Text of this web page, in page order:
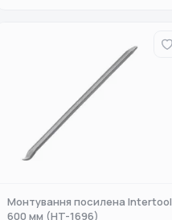
Монтування посилена Intertool
600 мм (HT-1696)